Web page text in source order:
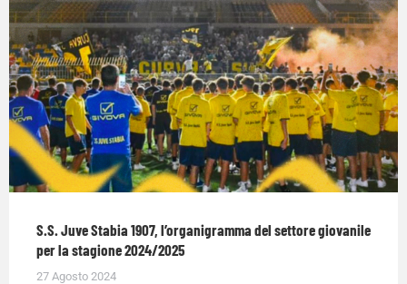
S.S. Juve Stabia 1907, l’organigramma del settore giovanile
per la stagione 2024/2025
27 Agosto 2024